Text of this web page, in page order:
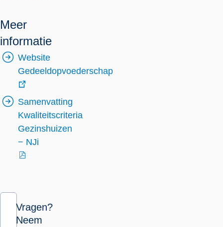
Meer
informatie
Website
Gedeeldopvoederschap
externe
link
Samenvatting
Kwaliteitscriteria
Gezinshuizen
− NJi
Vragen?
Neem